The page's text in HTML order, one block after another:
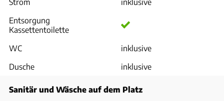
Entsorgung
Kassettentoilette
WC
inklusive
Dusche
inklusive
Sanitär und Wäsche auf dem Platz